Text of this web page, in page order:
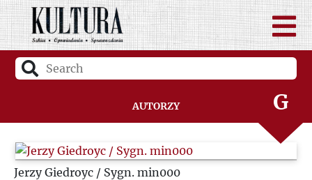
Autorzy
D
F
G
H
Jerzy Giedroyc / Sygn. min000
A
B
C
D